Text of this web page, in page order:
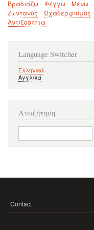
Βραδιάζω Φέγγω Μένω
Ζωντανός
Ωχαδερφισμός
Αντιξοότητα
Language Switcher
Ελληνικά
Αγγλικά
Αναζήτηση
Search
ΜΕΝΟΎ
Contact